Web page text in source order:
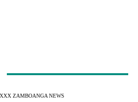
ZAMBOANGA NEWS